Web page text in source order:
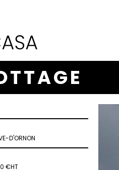
D'ORNON
€HT